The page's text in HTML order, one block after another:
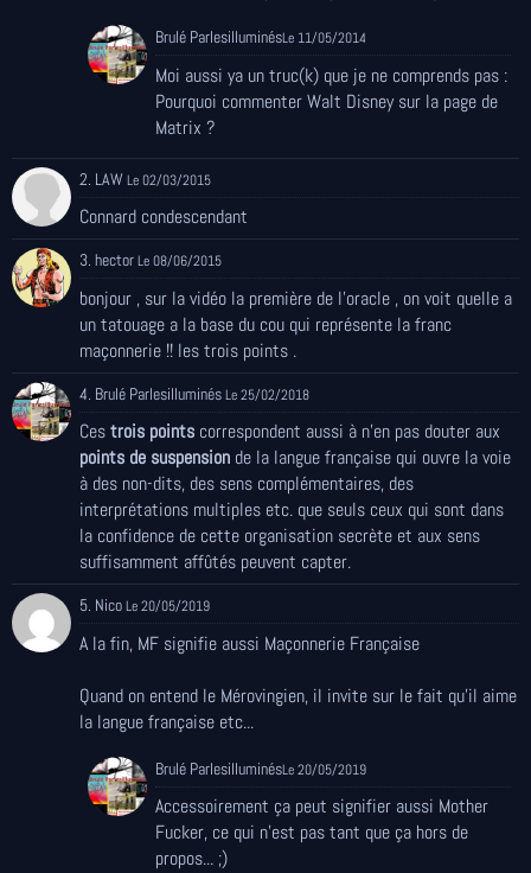
Brulé ParlesilluminésLe 11/05/2014
Moi aussi ya un truc(k) que je ne comprends pas :
Pourquoi commenter Walt Disney sur la page de
Matrix ?
2. LAW Le 02/03/2015
Connard condescendant
3. hector Le 08/06/2015
bonjour , sur la vidéo la première de l'oracle , on voit quelle a
un tatouage a la base du cou qui représente la franc
maçonnerie !! les trois points .
4. Brulé Parlesilluminés Le 25/02/2018
Cestrois points correspondent aussi à n'en pas douter aux
points de suspension de la langue française qui ouvre la voie
à des non-dits, des sens complémentaires, des
interprétations multiples etc. que seuls ceux qui sont dans
la confidence de cette organisation secrète et aux sens
suffisamment affûtés peuvent capter.
5. Nico Le 20/05/2019
A la fin, MF signifie aussi Maçonnerie Française
Quand on entend le Mérovingien, il invite sur le fait qu'il aime
la langue française etc...
Brulé ParlesilluminésLe 20/05/2019
Accessoirement ça peut signifier aussi Mother
Fucker, ce qui n'est pas tant que ça hors de
propos... ;)